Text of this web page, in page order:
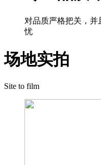
对品质严格把关，并
忧
场地实拍
Site to film